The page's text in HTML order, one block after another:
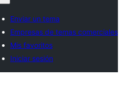
Enviar un tema
Empresas de temas comerciales
Mis favoritos
Iniciar sesión